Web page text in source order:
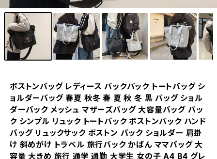
ボストンバッグ レディース バックパック トートバッグ シ
ョルダーバッグ 春夏 秋冬 春 夏 秋 冬 黒 バッグ ショル
ダーバック メッシュ マザーズバッグ 大容量バッグ バッ
ク シンプル リュック トートバック ボストンバック ハンド
バッグ リュックサック ボストン バック ショルダー 肩掛
け 斜めがけ トラベル 旅行バック かばん ママバッグ 大
容量 大きめ 旅行 通学 通勤 大学生 女の子 A4 B4 グレ